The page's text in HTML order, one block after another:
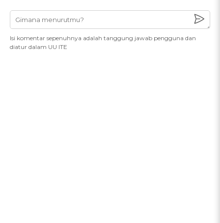
Isi komentar sepenuhnya adalah tanggung jawab pengguna dan
diatur dalam UU ITE